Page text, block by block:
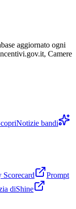
aggiornato ogni
Camere
Notizie bandi
Prompt
diShine